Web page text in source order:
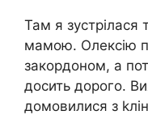
Там я зустрілася
мамою. Олексію
закордоном, а
досить дорого.
домовилися з